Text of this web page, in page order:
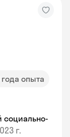
года опыта
социально-
г.